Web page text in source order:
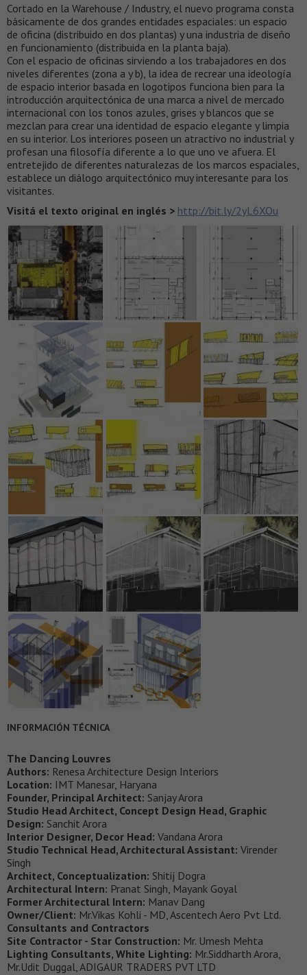
Cortado en la Warehouse / Industry, el nuevo programa consta
básicamente de dos grandes entidades espaciales: un espacio
de oficina (distribuido en dos plantas) y una industria de diseño
en funcionamiento (distribuida en la planta baja).
Con el espacio de oficinas sirviendo a los trabajadores en dos
niveles diferentes (zona a y b), la idea de recrear una ideología
de espacio interior basada en logotipos funciona bien para la
introducción arquitectónica de una marca a nivel de mercado
internacional con los tonos azules, grises y blancos que se
mezclan para crear una identidad de espacio elegante y limpia
en su interior. Los interiores poseen un atractivo no industrial y
profesan una filosofía diferente a lo que uno ve afuera. El
entretejido de diferentes naturalezas de los marcos espaciales,
establece un diálogo arquitectónico muy interesante para los
visitantes.
Visitá el texto original en inglés > http://bit.ly/2yL6XOu
INFORMACIÓN TÉCNICA
The Dancing Louvres
Authors: Renesa Architecture Design Interiors
Location: IMT Manesar, Haryana
Founder, Principal Architect: Sanjay Arora
Studio Head Architect, Concept Design Head, Graphic
Design: Sanchit Arora
Interior Designer, Decor Head: Vandana Arora
Studio Technical Head, Architectural Assistant: Virender
Singh
Architect, Conceptualization: Shitij Dogra
Architectural Intern: Pranat Singh, Mayank Goyal
Former Architectural Intern: Manav Dang
Owner/Client: Mr.Vikas Kohli - MD, Ascentech Aero Pvt Ltd.
Consultants and Contractors
Site Contractor - Star Construction: Mr. Umesh Mehta
Lighting Consultants, White Lighting: Mr.Siddharth Arora,
Mr.Udit Duggal, ADIGAUR TRADERS PVT LTD